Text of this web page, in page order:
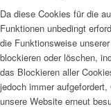
Da diese Cookies für die
Funktionen unbedingt
die Funktionsweise
blockieren oder löschen,
das Blockieren aller
jedoch immer
unsere Website erneut